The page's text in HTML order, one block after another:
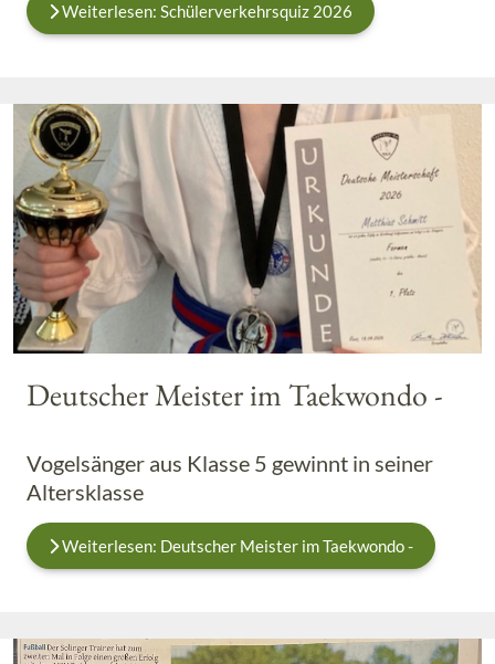
Weiterlesen: Schülerverkehrsquiz 2026
Deutscher Meister im Taekwondo -
Vogelsänger aus Klasse 5 gewinnt in seiner
Altersklasse
Weiterlesen: Deutscher Meister im Taekwondo -